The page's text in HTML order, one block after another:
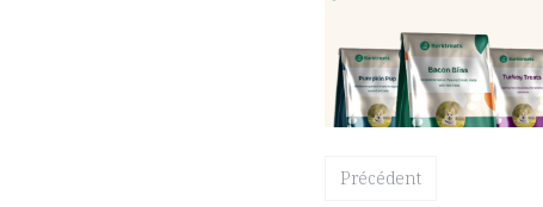
69.00 $120+
2 catégories 12 fonctionnalités
Précédent